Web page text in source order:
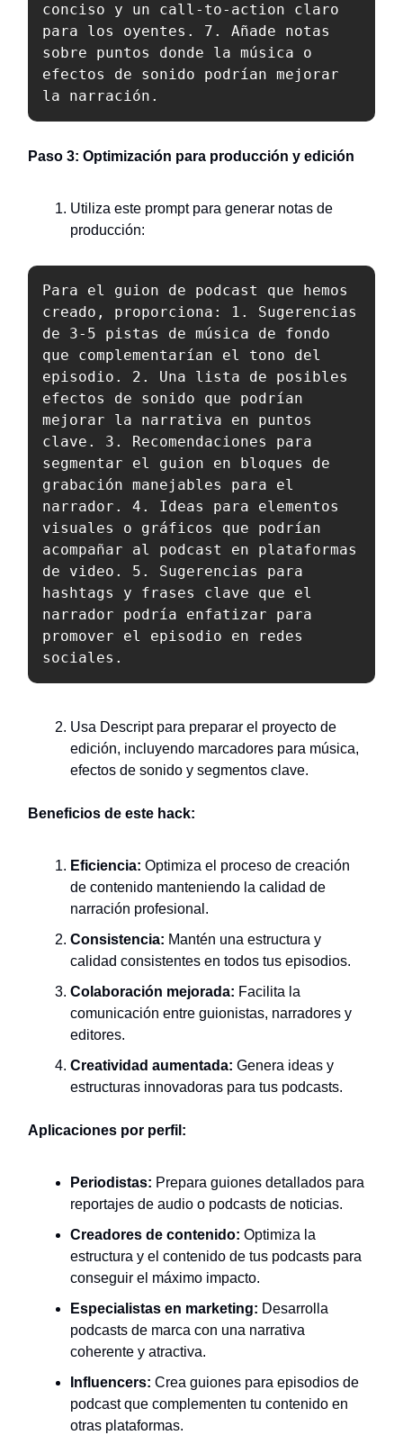
conciso y un call-to-action claro
para los oyentes. 7. Añade notas
sobre puntos donde la música o
efectos de sonido podrían mejorar
la narración.
Paso 3: Optimización para producción y edición
Utiliza este prompt para generar notas de
producción:
Para el guion de podcast que hemos
creado, proporciona: 1. Sugerencias
de 3-5 pistas de música de fondo
que complementarían el tono del
episodio. 2. Una lista de posibles
efectos de sonido que podrían
mejorar la narrativa en puntos
clave. 3. Recomendaciones para
segmentar el guion en bloques de
grabación manejables para el
narrador. 4. Ideas para elementos
visuales o gráficos que podrían
acompañar al podcast en plataformas
de video. 5. Sugerencias para
hashtags y frases clave que el
narrador podría enfatizar para
promover el episodio en redes
sociales.
Usa Descript para preparar el proyecto de
edición, incluyendo marcadores para música,
efectos de sonido y segmentos clave.
Beneficios de este hack:
Eficiencia: Optimiza el proceso de creación
de contenido manteniendo la calidad de
narración profesional.
Consistencia: Mantén una estructura y
calidad consistentes en todos tus episodios.
Colaboración mejorada: Facilita la
comunicación entre guionistas, narradores y
editores.
Creatividad aumentada: Genera ideas y
estructuras innovadoras para tus podcasts.
Aplicaciones por perfil:
Periodistas: Prepara guiones detallados para
reportajes de audio o podcasts de noticias.
Creadores de contenido: Optimiza la
estructura y el contenido de tus podcasts para
conseguir el máximo impacto.
Especialistas en marketing: Desarrolla
podcasts de marca con una narrativa
coherente y atractiva.
Influencers: Crea guiones para episodios de
podcast que complementen tu contenido en
otras plataformas.